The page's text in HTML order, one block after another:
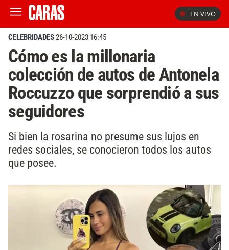
EN VIVO
CELEBRIDADES26-10-2023 16:45
Cómo es la millonaria
colección de autos de Antonela
Roccuzzo que sorprendió a sus
seguidores
Si bien la rosarina no presume sus lujos en
redes sociales, se conocieron todos los autos
que posee.